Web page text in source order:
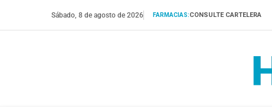
Sábado, 8 de agosto de 2026 FARMACIAS:CONSULTE CARTELERA